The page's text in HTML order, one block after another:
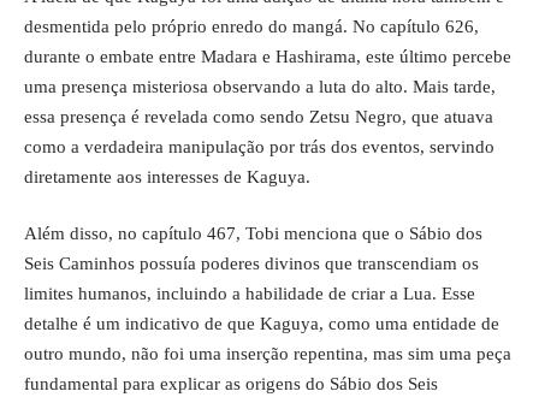
desmentida pelo próprio enredo do mangá. No capítulo 626,
durante o embate entre Madara e Hashirama, este último percebe
uma presença misteriosa observando a luta do alto. Mais tarde,
essa presença é revelada como sendo Zetsu Negro, que atuava
como a verdadeira manipulação por trás dos eventos, servindo
diretamente aos interesses de Kaguya.
Além disso, no capítulo 467, Tobi menciona que o Sábio dos
Seis Caminhos possuía poderes divinos que transcendiam os
limites humanos, incluindo a habilidade de criar a Lua. Esse
detalhe é um indicativo de que Kaguya, como uma entidade de
outro mundo, não foi uma inserção repentina, mas sim uma peça
fundamental para explicar as origens do Sábio dos Seis